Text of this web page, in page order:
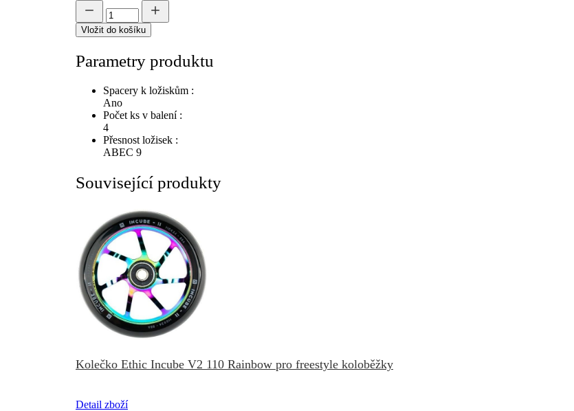
Vložit do košíku
Parametry produktu
Spacery k ložiskům :
Ano
Počet ks v balení :
4
Přesnost ložisek :
ABEC 9
Související produkty
Kolečko Ethic Incube V2 110 Rainbow pro freestyle koloběžky
Detail zboží